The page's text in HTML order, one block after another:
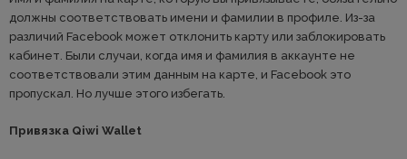
должны соответствовать имени и фамилии в профиле. Из-за
различий Facebook может отклонить карту или заблокировать
кабинет. Были случаи, когда имя и фамилия в аккаунте не
соответствовали этим данным на карте, и Facebook это
пропускал. Но лучше этого избегать.
Привязка Qiwi Wallet